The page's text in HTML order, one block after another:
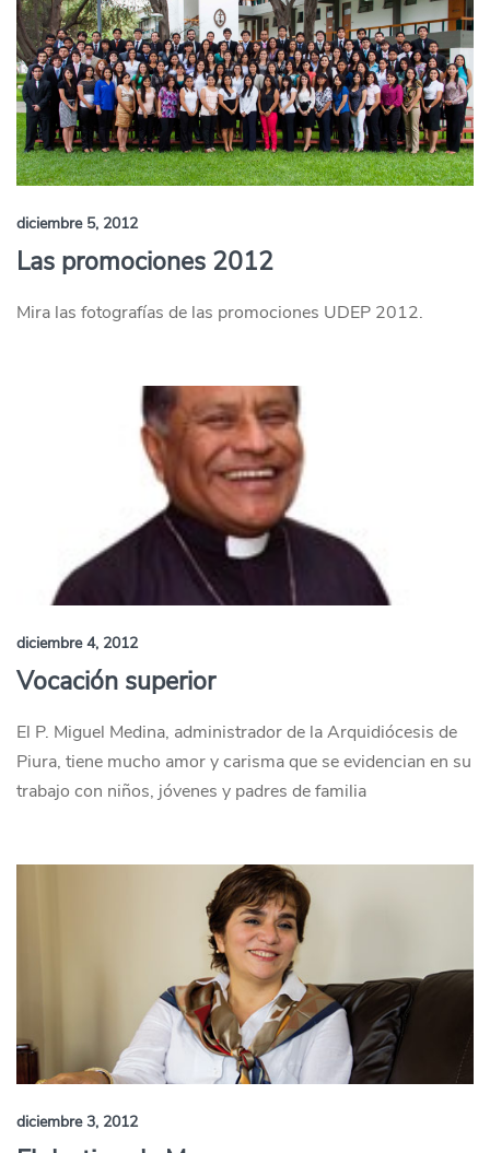
diciembre 5, 2012
Las promociones 2012
Mira las fotografías de las promociones UDEP 2012.
diciembre 4, 2012
Vocación superior
El P. Miguel Medina, administrador de la Arquidiócesis de
Piura, tiene mucho amor y carisma que se evidencian en su
trabajo con niños, jóvenes y padres de familia
diciembre 3, 2012